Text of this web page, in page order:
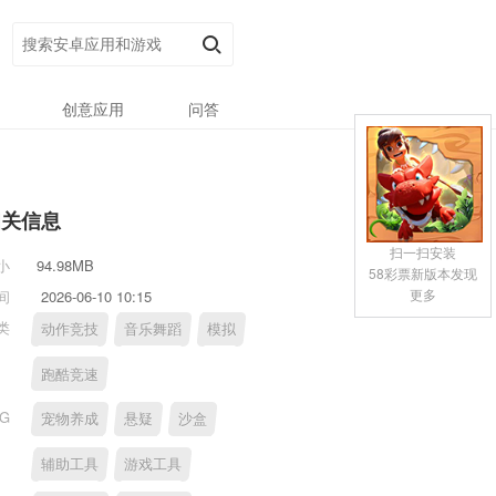
创意应用 问答
信息
94.98MB
2026-06-10 10:15
动作竞技 音乐舞蹈 模拟
跑酷竞速
宠物养成 悬疑 沙盒
辅助工具 游戏工具
扫一扫安装
58彩票新版本发现
更多